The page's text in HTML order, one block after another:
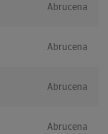
Abrucena
Abrucena
Abrucena
Abrucena